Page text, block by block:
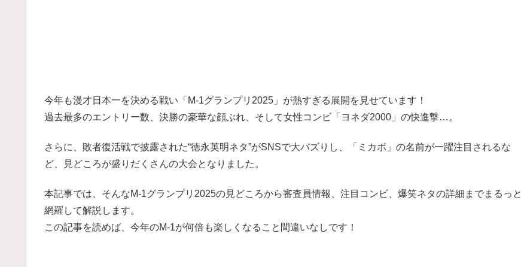
今年も漫才日本一を決める戦い「M-1グランプリ2025」が熱すぎる展開を見せています！
過去最多のエントリー数、決勝の豪華な顔ぶれ、そして女性コンビ「ヨネダ2000」の快進撃…。
さらに、敗者復活戦で披露された“徳永英明ネタ”がSNSで大バズりし、「ミカボ」の名前が一躍注目されるな
ど、見どころが盛りだくさんの大会となりました。
本記事では、そんなM-1グランプリ2025の見どころから審査員情報、注目コンビ、爆笑ネタの詳細までまるっと
網羅して解説します。
この記事を読めば、今年のM-1が何倍も楽しくなること間違いなしです！